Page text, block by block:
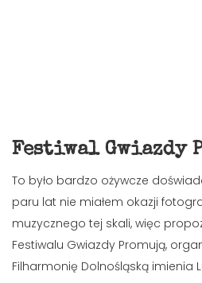
Festiwal Gwiazdy
To było bardzo ożywcze
paru lat nie miałem okazji
muzycznego tej skali, więc
Festiwalu Gwiazdy Promują,
Filharmonię Dolnośląską imienia